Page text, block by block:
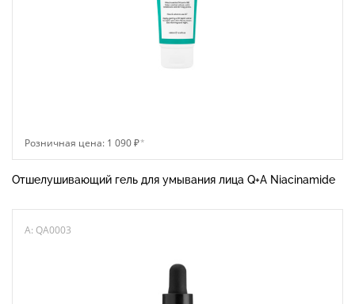
Розничная цена: 1 090 ₽*
Отшелушивающий гель для умывания лица Q+A Niacinamide
A: QA0003